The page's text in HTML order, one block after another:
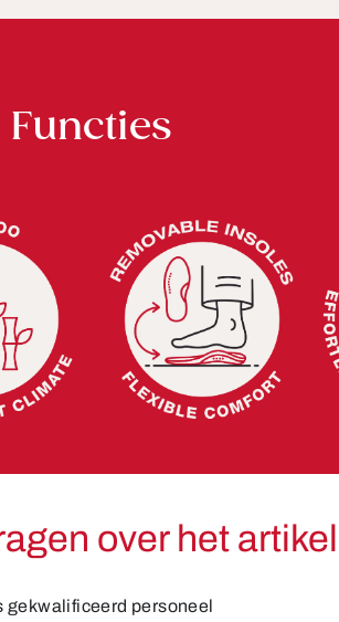
Functies
over het
gekwalificeerd personeel